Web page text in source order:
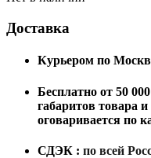
Доставка
Курьером по
Бесплатно от 50
габаритов товара
оговаривается по
СДЭК : по всей